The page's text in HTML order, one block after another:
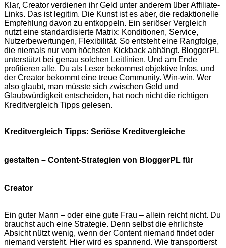
Klar, Creator verdienen ihr Geld unter anderem über Affiliate-
Links. Das ist legitim. Die Kunst ist es aber, die redaktionelle
Empfehlung davon zu entkoppeln. Ein seriöser Vergleich
nutzt eine standardisierte Matrix: Konditionen, Service,
Nutzerbewertungen, Flexibilität. So entsteht eine Rangfolge,
die niemals nur vom höchsten Kickback abhängt. BloggerPL
unterstützt bei genau solchen Leitlinien. Und am Ende
profitieren alle. Du als Leser bekommst objektive Infos, und
der Creator bekommt eine treue Community. Win-win. Wer
also glaubt, man müsste sich zwischen Geld und
Glaubwürdigkeit entscheiden, hat noch nicht die richtigen
Kreditvergleich Tipps gelesen.
Kreditvergleich Tipps: Seriöse Kreditvergleiche
gestalten – Content-Strategien von BloggerPL für
Creator
Ein guter Mann – oder eine gute Frau – allein reicht nicht. Du
brauchst auch eine Strategie. Denn selbst die ehrlichste
Absicht nützt wenig, wenn der Content niemand findet oder
niemand versteht. Hier wird es spannend. Wie transportierst